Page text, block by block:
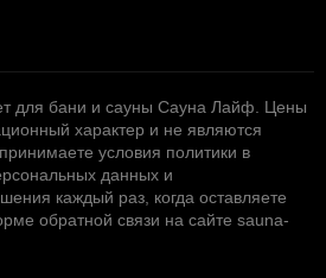
для бани и сауны Сауна Лайф
Цены
характер и не являются
условия политики в
данных и
каждый раз, когда оставляете
обратной связи на сайте sauna-